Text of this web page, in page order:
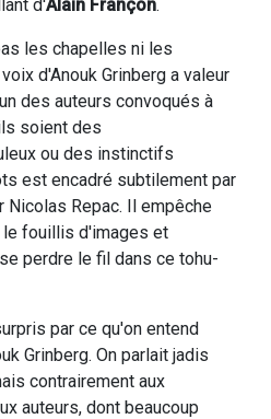
d'Alain Françon.
les chapelles ni les
d'Anouk Grinberg a valeur
des auteurs convoqués à
soient des
ou des instinctifs
est encadré subtilement par
Repac. Il empêche
fouillis d'images et
perdre le fil dans ce tohu-
par ce qu'on entend
Grinberg. On parlait jadis
contrairement aux
auteurs, dont beaucoup